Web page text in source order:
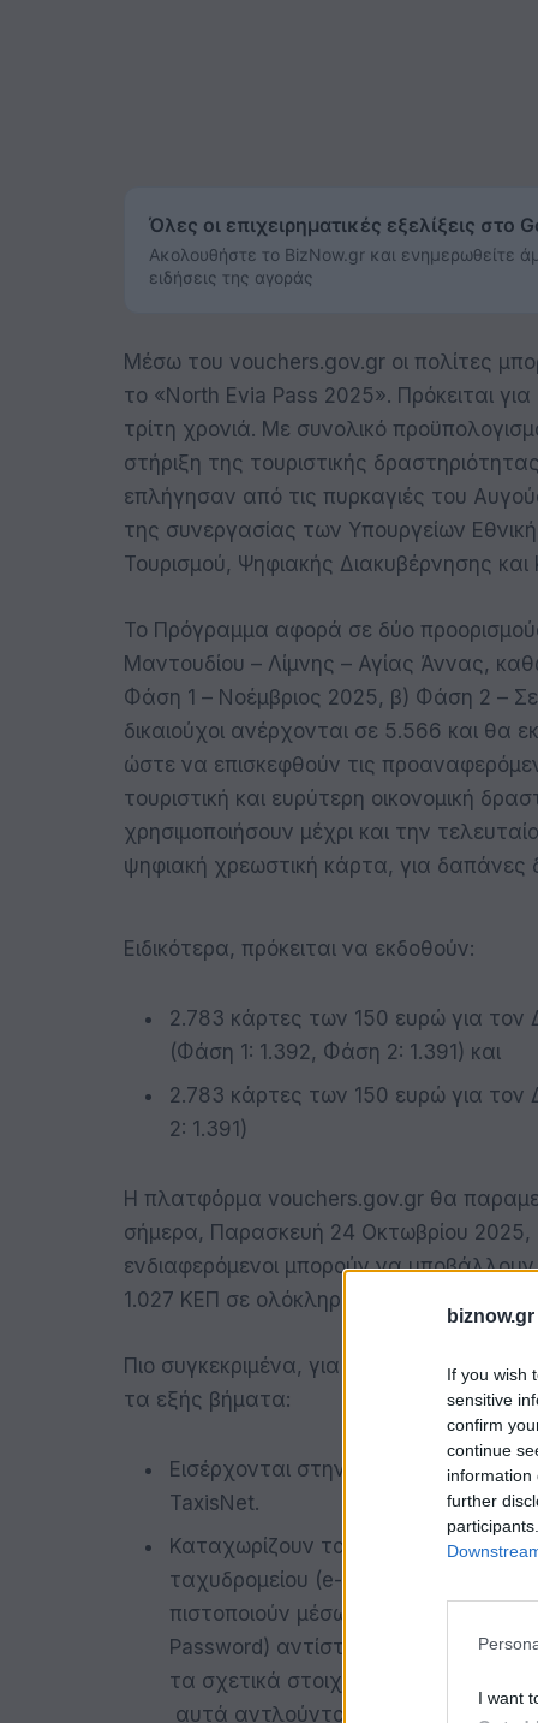
biznow.gr
If you wish
sensitive
confirm
continue
information
further
I want
Όλες οι επιχειρηματικές εξελίξεις στο
Ακολουθήστε το BizNow.gr και ενημερωθείτε
ειδήσεις της αγοράς
Μέσω του vouchers.gov.gr οι πολίτες
το «North Evia Pass 2025». Πρόκειται
τρίτη χρονιά. Με συνολικό
στήριξη της τουριστικής
επλήγησαν από τις πυρκαγιές του
της συνεργασίας των Υπουργείων
Τουρισμού, Ψηφιακής Διακυβέρνησης και
Το Πρόγραμμα αφορά σε δύο
Μαντουδίου – Λίμνης – Αγίας Άννας,
Φάση 1 – Νοέμβριος 2025, β) Φάση 2 –
δικαιούχοι ανέρχονται σε 5.566 και
ώστε να επισκεφθούν τις
τουριστική και ευρύτερη οικονομική
χρησιμοποιήσουν μέχρι και την
ψηφιακή χρεωστική κάρτα, για δαπάνες
Ειδικότερα, πρόκειται να εκδοθούν:
2.783 κάρτες των 150 ευρώ για τον
(Φάση 1: 1.392, Φάση 2: 1.391) και
2.783 κάρτες των 150 ευρώ για τον
2: 1.391)
Η πλατφόρμα vouchers.gov.gr θα
σήμερα, Παρασκευή 24 Οκτωβρίου 2025,
ενδιαφερόμενοι μπορούν να
1.027 ΚΕΠ σε ολόκληρη την χώρα.
Πιο συγκεκριμένα, για να υποβάλουν
τα εξής βήματα:
Εισέρχονται στην πλατφόρμα
TaxisΝet.
Καταχωρίζουν τα στοιχεία
ταχυδρομείου (e-mail) και τον
πιστοποιούν μέσω υπερσυνδέσμου
Password) αντίστοιχα. Σημειώνεται
τα σχετικά στοιχεία στο Εθνικό
αυτά αντλούνται αυτόματα και δε